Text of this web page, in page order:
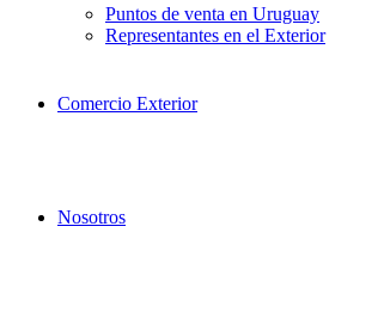
Puntos de venta en Uruguay
Representantes en el Exterior
Comercio Exterior
Nosotros